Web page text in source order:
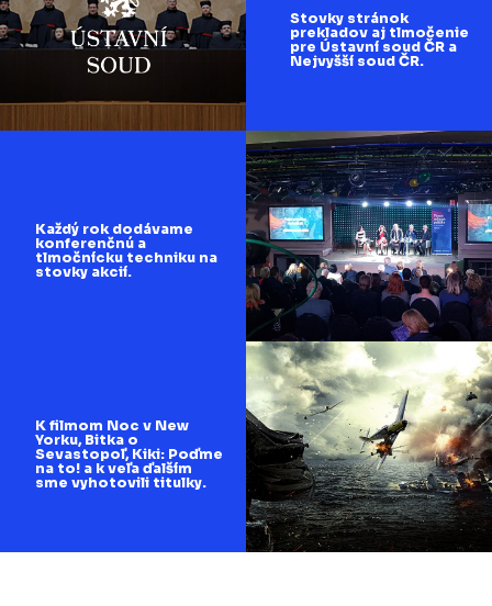
Stovky stránok
prekladov aj tlmočenie
pre Ústavní soud ČR a
Nejvyšší soud ČR.
Každý rok dodávame
konferenčnú a
tlmočnícku techniku na
stovky akcií.
K filmom Noc v New
Yorku, Bitka o
Sevastopoľ, Kiki: Poďme
na to! a k veľa ďalším
sme vyhotovili titulky.